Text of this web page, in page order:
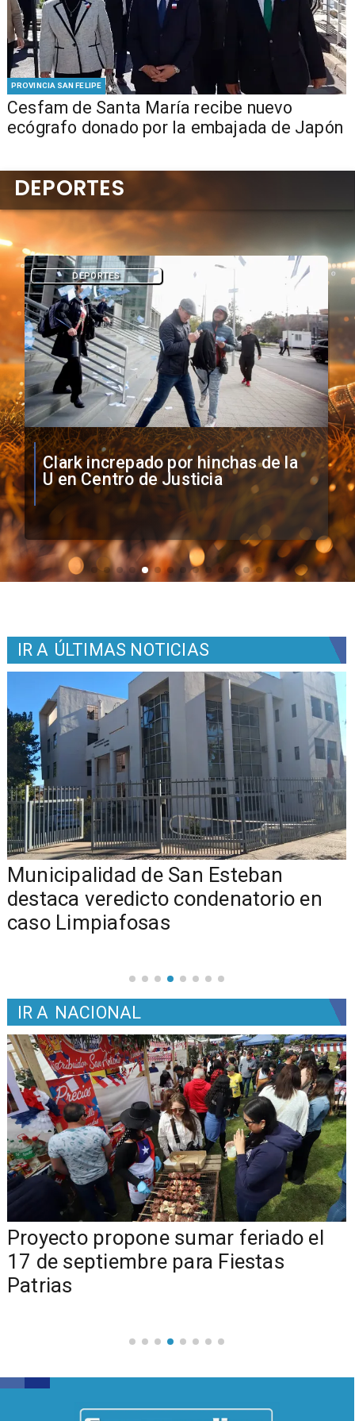
PROVINCIA SAN FELIPE
Cesfam de Santa María recibe nuevo
ecógrafo donado por la embajada de Japón
Vozinha firma contrato con Colo
Colo como nuevo arquero
DEPORTES
DEPORTES
IR A ÚLTIMAS NOTICIAS
Municipalidad de San Esteban
destaca veredicto condenatorio en
caso Limpiafosas
IR A NACIONAL
Proyecto propone sumar feriado el
17 de septiembre para Fiestas
Patrias